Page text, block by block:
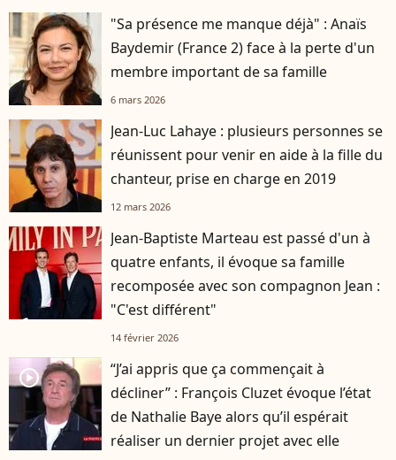
"Sa présence me manque déjà" : Anaïs
Baydemir (France 2) face à la perte d'un
membre important de sa famille
6 mars 2026
Jean-Luc Lahaye : plusieurs personnes se
réunissent pour venir en aide à la fille du
chanteur, prise en charge en 2019
12 mars 2026
Jean-Baptiste Marteau est passé d'un à
quatre enfants, il évoque sa famille
recomposée avec son compagnon Jean :
"C'est différent"
14 février 2026
player2
“J’ai appris que ça commençait à
décliner” : François Cluzet évoque l’état
de Nathalie Baye alors qu’il espérait
réaliser un dernier projet avec elle